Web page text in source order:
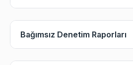
Bağımsız Denetim Raporları